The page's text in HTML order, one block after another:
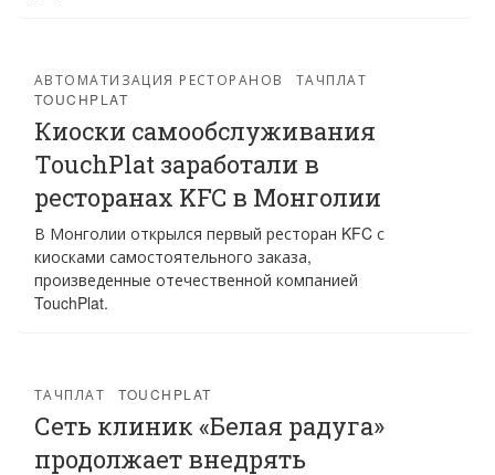
АВТОМАТИЗАЦИЯ РЕСТОРАНОВ
ТАЧПЛАТ
TOUCHPLAT
Киоски самообслуживания
TouchPlat заработали в
ресторанах KFC в Монголии
В Монголии открылся первый ресторан KFC с
киосками самостоятельного заказа,
произведенные отечественной компанией
TouchPlat.
ТАЧПЛАТ TOUCHPLAT
Сеть клиник «Белая радуга»
продолжает внедрять